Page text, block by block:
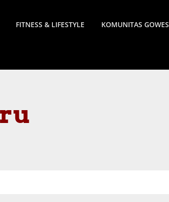
FITNESS & LIFESTYLE KOMUNITAS GOWES